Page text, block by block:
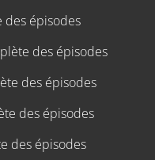
des épisodes
des épisodes
des épisodes
des épisodes
des épisodes